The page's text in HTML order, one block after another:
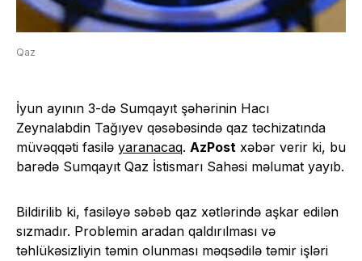
Qaz
İyun ayının 3-də Sumqayıt şəhərinin Hacı
Zeynalabdin Tağıyev qəsəbəsində qaz təchizatında
müvəqqəti fasilə yaranacaq. AzPost xəbər verir ki, bu
barədə Sumqayıt Qaz İstismarı Sahəsi məlumat yayıb.
Bildirilib ki, fasiləyə səbəb qaz xətlərində aşkar edilən
sızmadır. Problemin aradan qaldırılması və
təhlükəsizliyin təmin olunması məqsədilə təmir işləri